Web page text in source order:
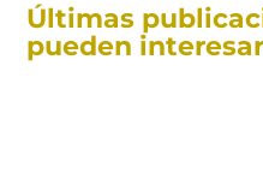
Últimas
pueden